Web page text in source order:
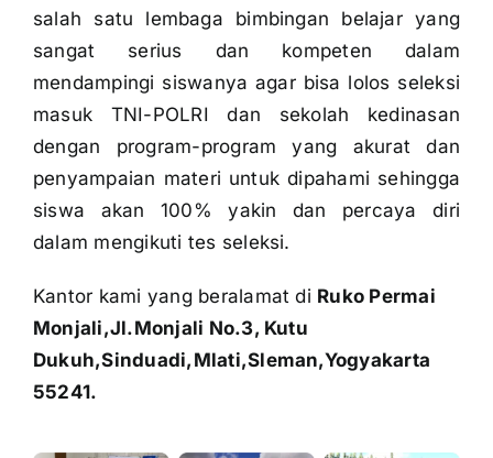
salah satu lembaga bimbingan belajar yang
sangat serius dan kompeten dalam
mendampingi siswanya agar bisa lolos seleksi
masuk TNI-POLRI dan sekolah kedinasan
dengan program-program yang akurat dan
penyampaian materi untuk dipahami sehingga
siswa akan 100% yakin dan percaya diri
dalam mengikuti tes seleksi.
Kantor kami yang beralamat di Ruko Permai
Monjali,Jl.Monjali No.3, Kutu
Dukuh,Sinduadi,Mlati,Sleman,Yogyakarta
55241.